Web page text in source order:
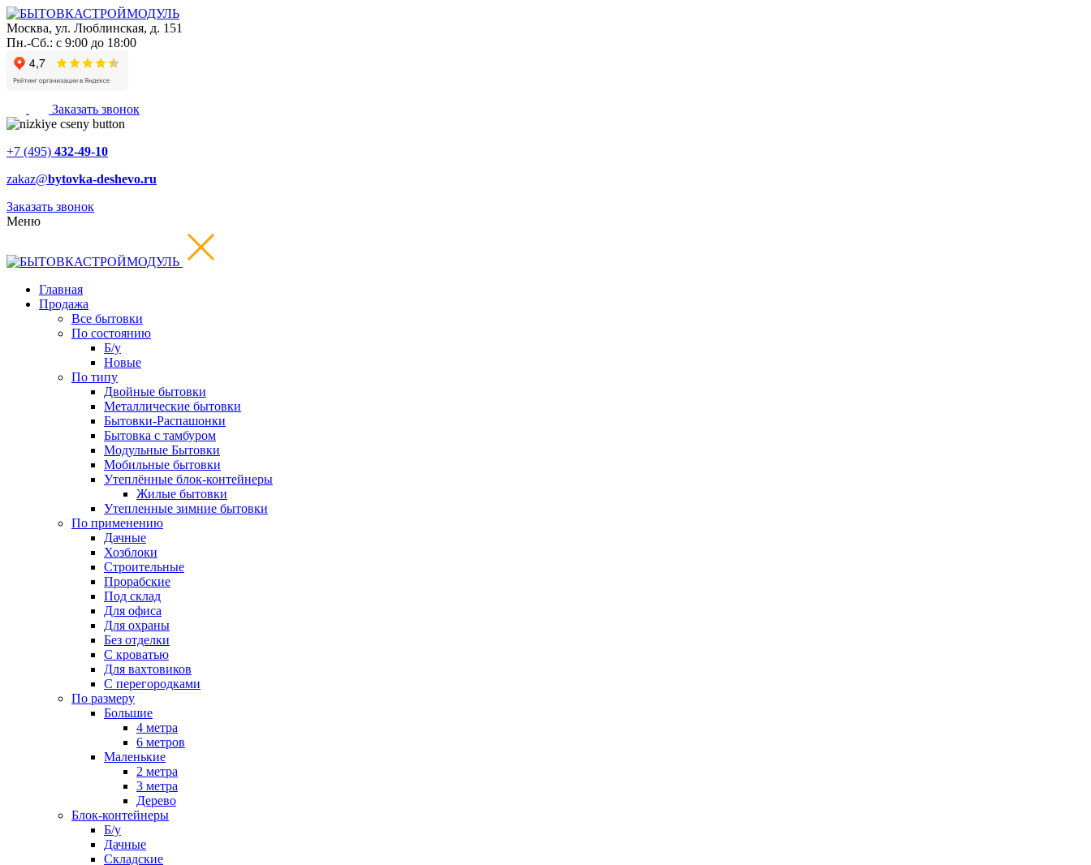
Москва, ул. Люблинская, д. 151
Пн.-Сб.: с 9:00 до 18:00
Заказать звонок
+7 (495) 432-49-10
zakaz@bytovka-deshevo.ru
Заказать звонок
Меню
Главная
Продажа
Все бытовки
По состоянию
Б/у
Новые
По типу
Двойные бытовки
Металлические бытовки
Бытовки-Распашонки
Бытовка с тамбуром
Модульные Бытовки
Мобильные бытовки
Утеплённые блок-контейнеры
Жилые бытовки
Утепленные зимние бытовки
По применению
Дачные
Хозблоки
Строительные
Прорабские
Под склад
Для офиса
Для охраны
Без отделки
С кроватью
Для вахтовиков
С перегородками
По размеру
Большие
4 метра
6 метров
Маленькие
2 метра
3 метра
Дерево
Блок-контейнеры
Б/у
Дачные
Складские